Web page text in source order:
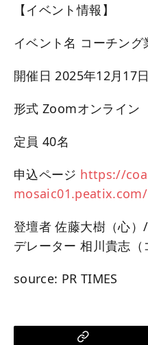
【イベント情報】
イベント名 コーチン
開催日 2025年12月17
形式 Zoomオンライン
定員 40名
申込ページ https://
mosaic01.peatix.com/
登壇者 佐藤大樹（心
デレーター 相川貴志（
source: PR TIMES